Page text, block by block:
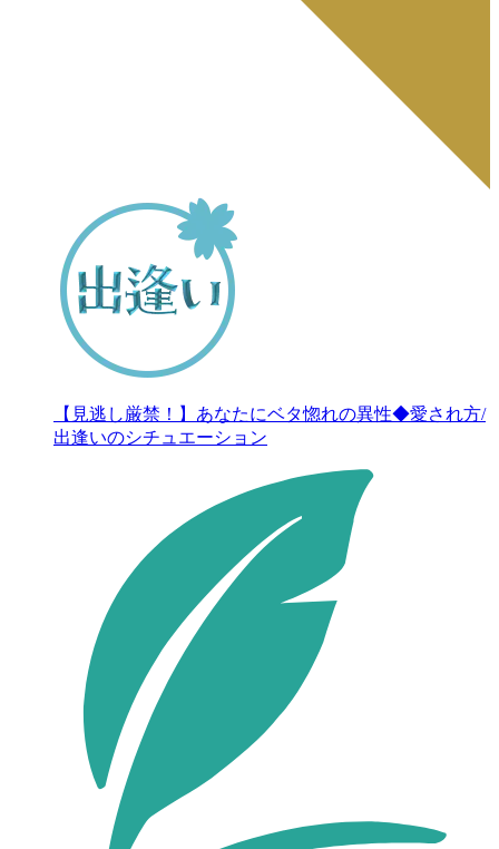
【見逃し厳禁！】あなたにベタ惚れの異性◆愛され方/
出逢いのシチュエーション